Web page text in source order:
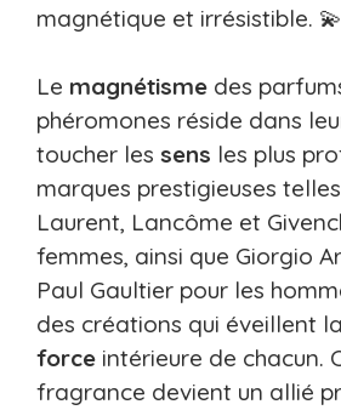
magnétique et irrésistible. 💫
Le magnétisme des
phéromones réside dans
toucher les sens les plus
marques prestigieuses
Laurent, Lancôme et
femmes, ainsi que Giorgio
Paul Gaultier pour les
des créations qui éveillent la
force intérieure de chacun.
fragrance devient un allié